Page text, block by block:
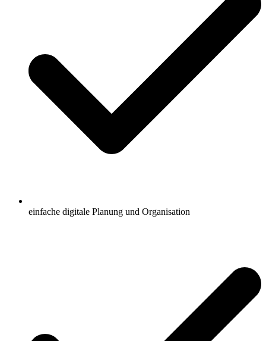
einfache digitale Planung und Organisation